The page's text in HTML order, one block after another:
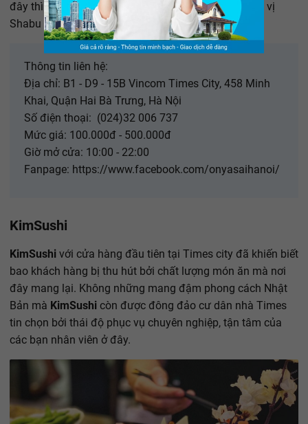
đây thì nhanh chân đến ngay để thưởng thức hương vị
Shabu Shabu đúng chuẩn Nhật nhé!
Thông tin liên hệ:
Địa chỉ: B1 - D9 - 15B Vincom Times City, 458 Minh
Khai, Quận Hai Bà Trưng, Hà Nội
Số điện thoại: ️ (024)32 006 737
Mức giá: 100.000đ - 500.000đ
Giờ mở cửa: 10:00 - 22:00
Fanpage: https://www.facebook.com/onyasaihanoi/
KimSushi
KimSushi với cửa hàng đầu tiên tại Times city đã khiến biết
bao khách hàng bị thu hút bởi chất lượng món ăn mà nơi
đây mang lại. Không những mang đậm phong cách Nhật
Bản mà KimSushi còn được đông đảo cư dân nhà Times
tin chọn bởi thái độ phục vụ chuyên nghiệp, tận tâm của
các bạn nhân viên ở đây.